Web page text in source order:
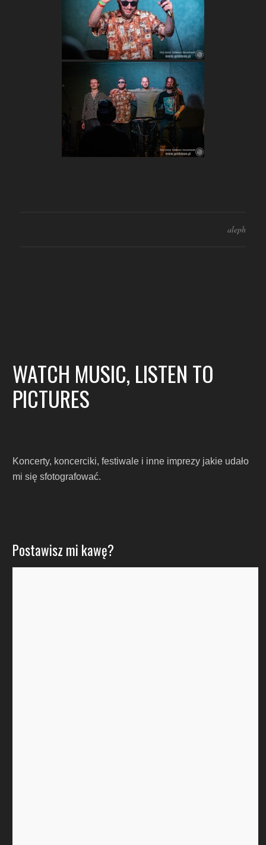
aleph
WATCH MUSIC, LISTEN TO
PICTURES
Koncerty, koncerciki, festiwale i inne imprezy jakie udało
mi się sfotografować.
Postawisz mi kawę?